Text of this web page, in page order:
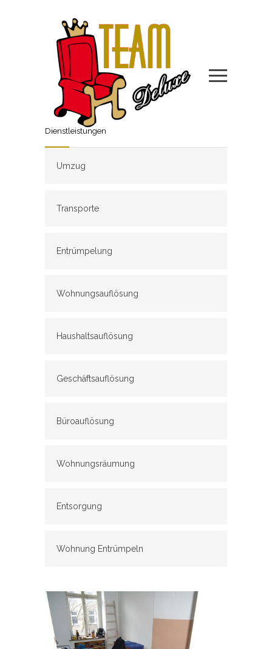
Dienstleistungen
Umzug
Transporte
Entrümpelung
Wohnungsauflösung
Haushaltsauflösung
Geschäftsauflösung
Büroauflösung
Wohnungsräumung
Entsorgung
Wohnung Entrümpeln